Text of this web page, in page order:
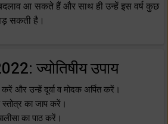
आ सकते हैं और साथ ही उन्हें इस वर्ष कुछ
पड़ सकती है।
ज्योतिषीय उपाय
और उन्हें दूर्वा व मोदक अर्पित करें।
स्तोत्र का जाप करें।
का पाठ करें।